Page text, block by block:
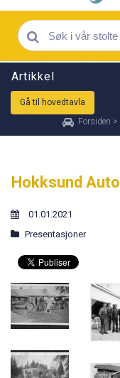
Artikkel
Gå til hovedtavla
Forsiden >
Hokksund Auto
01.01.2021
Presentasjoner